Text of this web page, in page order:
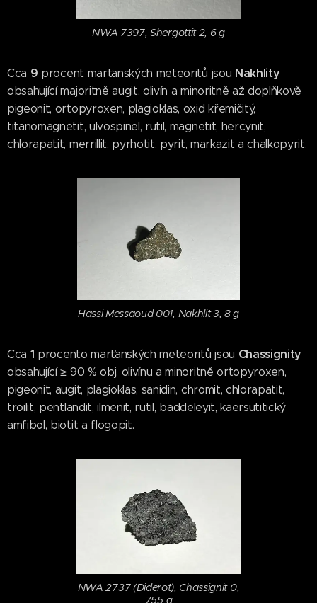
NWA 7397, Shergottit 2, 6 g
Cca 9 procent marťanských meteoritů jsou Nakhlity
obsahující majoritně augit, olivín a minoritně až doplňkově
pigeonit, ortopyroxen, plagioklas, oxid křemičitý,
titanomagnetit, ulvöspinel, rutil, magnetit, hercynit,
chlorapatit, merrillit, pyrhotit, pyrit, markazit a chalkopyrit.
Hassi Messaoud 001, Nakhlit 3, 8 g
Cca 1 procento marťanských meteoritů jsou Chassignity
obsahující ≥ 90 % obj. olivínu a minoritně ortopyroxen,
pigeonit, augit, plagioklas, sanidin, chromit, chlorapatit,
troilit, pentlandit, ilmenit, rutil, baddeleyit, kaersutitický
amfibol, biotit a flogopit.
NWA 2737 (Diderot), Chassignit 0,
755 g